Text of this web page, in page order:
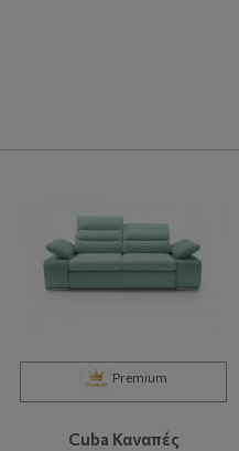
Premium
Cuba Καναπές